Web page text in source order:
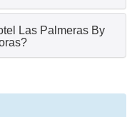
Las Palmeras By